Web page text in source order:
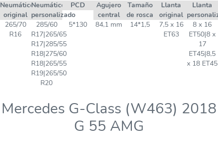
Neumático
original
Neumático
personalizado
PCD
Agujero
central
Tamaño
de rosca
Llanta
original
Llanta
265/70
R16
285/60
R17|265/65
R17|285/55
R18|275/60
R18|265/55
R19|265/50
R20
5*130 84,1 mm 14*1,5
7,5 x 16
ET63
8 x 16
ET50|8 x
17
ET45|8,5
x 18 ET45
Mercedes G-Class (W463) 2018
G 55 AMG